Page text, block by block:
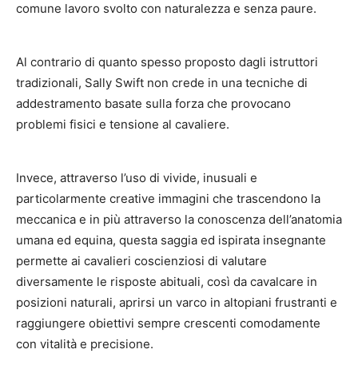
comune lavoro svolto con naturalezza e senza paure.
Al contrario di quanto spesso proposto dagli istruttori
tradizionali, Sally Swift non crede in una tecniche di
addestramento basate sulla forza che provocano
problemi fisici e tensione al cavaliere.
Invece, attraverso l’uso di vivide, inusuali e
particolarmente creative immagini che trascendono la
meccanica e in più attraverso la conoscenza dell’anatomia
umana ed equina, questa saggia ed ispirata insegnante
permette ai cavalieri coscienziosi di valutare
diversamente le risposte abituali, così da cavalcare in
posizioni naturali, aprirsi un varco in altopiani frustranti e
raggiungere obiettivi sempre crescenti comodamente
con vitalità e precisione.